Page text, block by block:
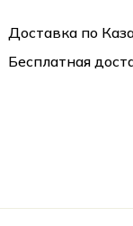
Доставка по
Бесплатная